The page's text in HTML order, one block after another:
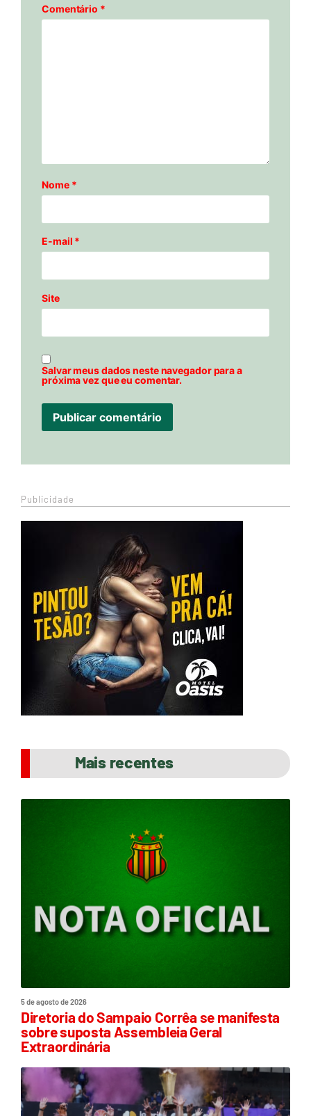
Comentário *
Nome *
E-mail *
Site
Salvar meus dados neste navegador para a
próxima vez que eu comentar.
Publicidade
Mais recentes
5 de agosto de 2026
Diretoria do Sampaio Corrêa se manifesta
sobre suposta Assembleia Geral
Extraordinária